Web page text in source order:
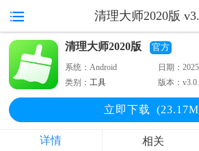
清理大师2020版
清理大师2020版 官方
系统：Android 日期：
类别：工具 版本：
立即下载
详情 相关